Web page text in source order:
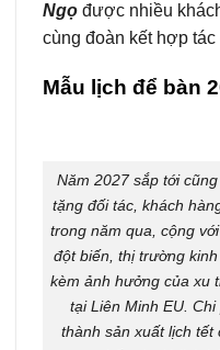
Ngọ được nhiều
cùng đoàn kết hợp
Mẫu lịch để bàn
Năm 2027 sắp tới
tặng đối tác, khách
trong năm qua, cộng
đột biến, thị trường
kèm ảnh hưởng của xu
tại Liên Minh EU.
thành sản xuất lịch tết